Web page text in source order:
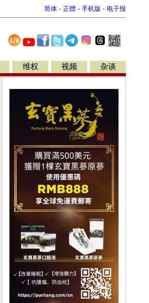
简体 - 正體 - 手机版 - 电子报
维权 视频 杂谈